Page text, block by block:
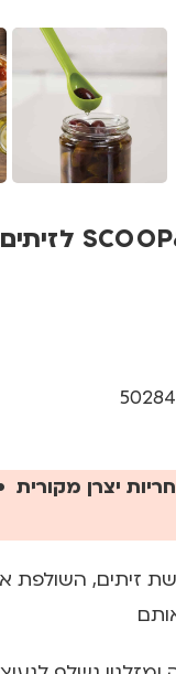
יצרן מקורית
זיתים, השולפת